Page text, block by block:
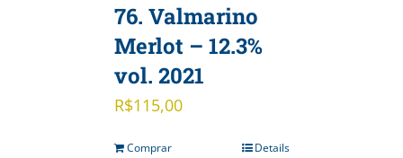
76. Valmarino
Merlot – 12.3%
vol. 2021
R$115,00
Comprar Details